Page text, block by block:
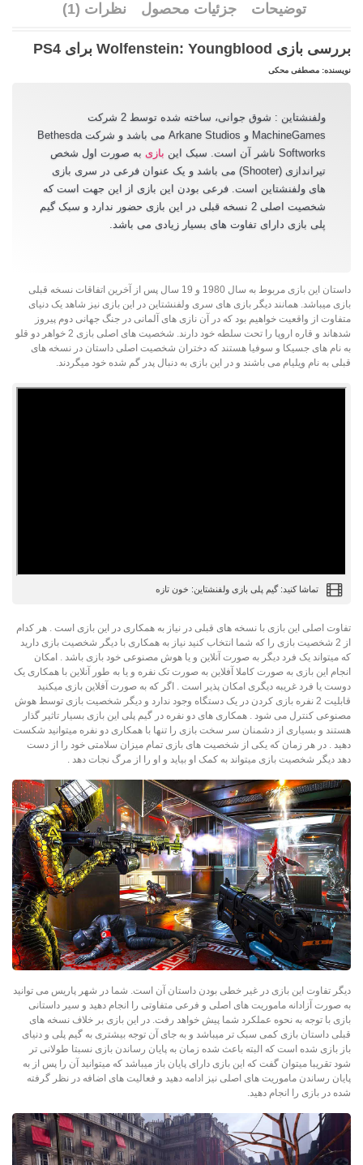
توضیحات جزئیات محصول نظرات (1)
بررسی بازی Wolfenstein: Youngblood برای PS4
نویسنده: مصطفی محکی
ولفنشتاین : شوق جوانی، ساخته شده توسط 2 شرکت
MachineGames و Arkane Studios می باشد و شرکت Bethesda
Softworks ناشر آن است. سبک این
بازی به صورت اول شخص
تیراندازی (Shooter) می باشد و یک عنوان فرعی در سری بازی
های ولفنشتاین است. فرعی بودن این بازی از این جهت است که
شخصیت اصلی 2 نسخه قبلی در این بازی حضور ندارد و سبک گیم
پلی بازی دارای تفاوت های بسیار زیادی می باشد.
داستان این بازی مربوط به سال 1980 و 19 سال پس از آخرین اتفاقات نسخه قبلی
بازی میباشد. همانند دیگر بازی های سری ولفنشتاین در این بازی نیز شاهد یک دنیای
متفاوت از واقعیت خواهیم بود که در آن نازی های آلمانی در جنگ جهانی دوم پیروز
شده­اند و قاره اروپا را تحت سلطه خود دارند. شخصیت های اصلی بازی 2 خواهر دو قلو
به نام های جسیکا و سوفیا هستند که دختران شخصیت اصلی داستان در نسخه های
قبلی به نام ویلیام می باشند و در این بازی به دنبال پدر گم شده خود میگردند.
تماشا کنید: گیم پلی بازی ولفنشتاین: خون تازه
تفاوت اصلی این بازی با نسخه های قبلی در نیاز به همکاری در این بازی است . هر کدام
از 2 شخصیت بازی را که شما انتخاب کنید نیاز به همکاری با دیگر شخصیت بازی دارید
که میتواند یک فرد دیگر به صورت آنلاین و یا هوش مصنوعی خود بازی باشد . امکان
انجام این بازی به صورت کاملا آفلاین به صورت تک نفره و یا به طور آنلاین با همکاری یک
دوست یا فرد غریبه دیگری امکان پذیر است . اگر که به صورت آفلاین بازی میکنید
قابلیت 2 نفره بازی کردن در یک دستگاه وجود ندارد و دیگر شخصیت بازی توسط هوش
مصنوعی کنترل می شود . همکاری های دو نفره در گیم پلی این بازی بسیار تاثیر گذار
هستند و بسیاری از دشمنان سر سخت بازی را تنها با همکاری دو نفره میتوانید شکست
دهید . در هر زمان که یکی از شخصیت های بازی تمام میزان سلامتی خود را از دست
دهد دیگر شخصیت بازی میتواند به کمک او بیاید و او را از مرگ نجات دهد .
دیگر تفاوت این بازی در غیر خطی بودن داستان آن است. شما در شهر پاریس می توانید
به صورت آزادانه ماموریت های اصلی و فرعی متفاوتی را انجام دهید و سیر داستانی
بازی با توجه به نحوه عملکرد شما پیش خواهد رفت. در این بازی بر خلاف نسخه های
قبلی داستان بازی کمی سبک تر میباشد و به جای آن توجه بیشتری به گیم پلی و دنیای
باز بازی شده است که البته باعث شده زمان به پایان رساندن بازی نسبتا طولانی تر
شود تقریبا میتوان گفت که این بازی دارای پایان باز میباشد که میتوانید آن را پس از به
پایان رساندن ماموریت های اصلی نیز ادامه دهید و فعالیت های اضافه در نظر گرفته
شده در بازی را انجام دهید.